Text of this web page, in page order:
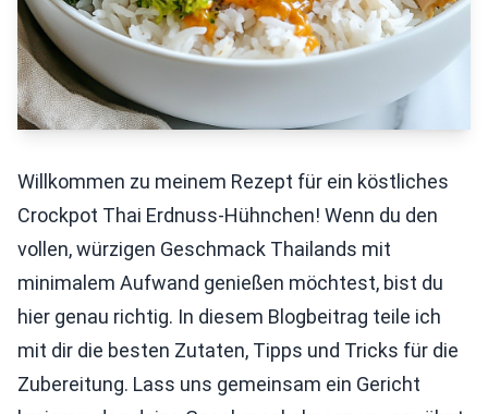
Willkommen zu meinem Rezept für ein köstliches
Crockpot Thai Erdnuss-Hühnchen! Wenn du den
vollen, würzigen Geschmack Thailands mit
minimalem Aufwand genießen möchtest, bist du
hier genau richtig. In diesem Blogbeitrag teile ich
mit dir die besten Zutaten, Tipps und Tricks für die
Zubereitung. Lass uns gemeinsam ein Gericht